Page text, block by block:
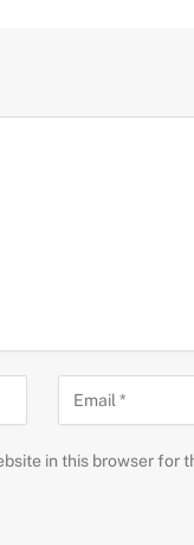
in this browser for